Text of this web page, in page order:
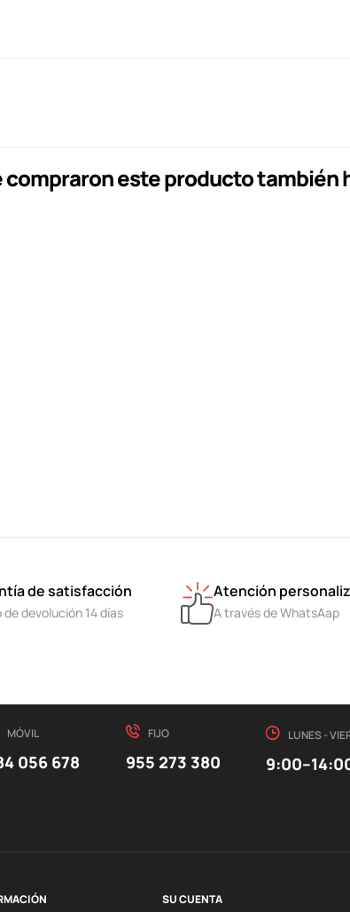
compraron este producto también
de satisfacción
de devolución 14 días
Atención
A través de WhatsAap
MÓVIL
056 678
FIJO
955 273 380
LUNES -
SU CUENTA